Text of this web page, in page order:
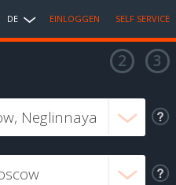
DE EINLOGGEN SELF SERVICE